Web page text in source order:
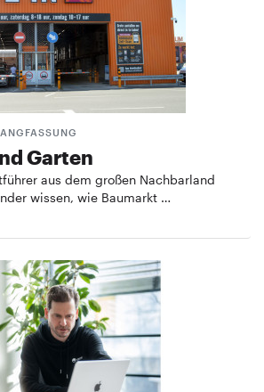
Garten
aus dem großen Nachbarland
wissen, wie Baumarkt …